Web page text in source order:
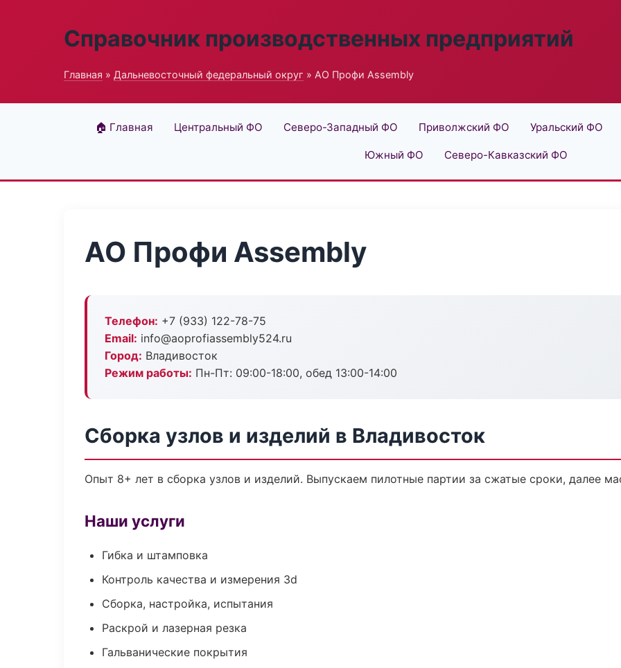
Справочник производственных предприятий
Главная » Дальневосточный федеральный округ » АО Профи Assembly
🏠 Главная Центральный ФО Северо-Западный ФО Приволжский ФО Уральский ФО
Южный ФО Северо-Кавказский ФО
АО Профи Assembly
Телефон: +7 (933) 122-78-75
Email: info@aoprofiassembly524.ru
Город: Владивосток
Режим работы: Пн-Пт: 09:00-18:00, обед 13:00-14:00
Сборка узлов и изделий в Владивосток
Опыт 8+ лет в сборка узлов и изделий. Выпускаем пилотные партии за сжатые сроки, далее
Наши услуги
Гибка и штамповка
Контроль качества и измерения 3d
Сборка, настройка, испытания
Раскрой и лазерная резка
Гальванические покрытия